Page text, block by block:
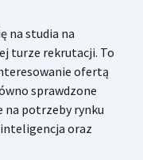
na studia na
turze rekrutacji. To
ofertą
sprawdzone
na potrzeby rynku
oraz